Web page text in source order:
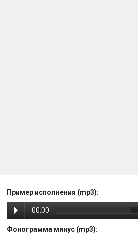
Пример исполнения (mp3):
00:00
Фонограмма минус (mp3):